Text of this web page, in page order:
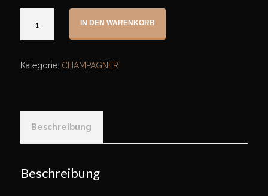
D.ROCK
de
IN DEN WARENKORB
Kategorie: CHAMPAGNER
Beschreibung
Beschreibung